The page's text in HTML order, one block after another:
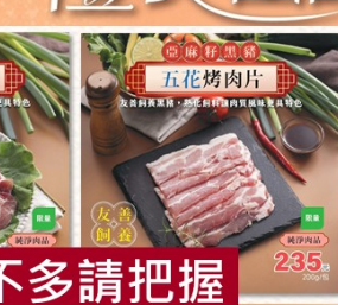
後請儘速食用完畢
香料，呈現自然風味
其製品，對其過敏者請勿食用
有興趣的產品
減硝酸鹽 雞蛋 食安 共同